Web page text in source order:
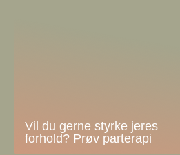
Vil du gerne styrke jeres
forhold? Prøv parterapi